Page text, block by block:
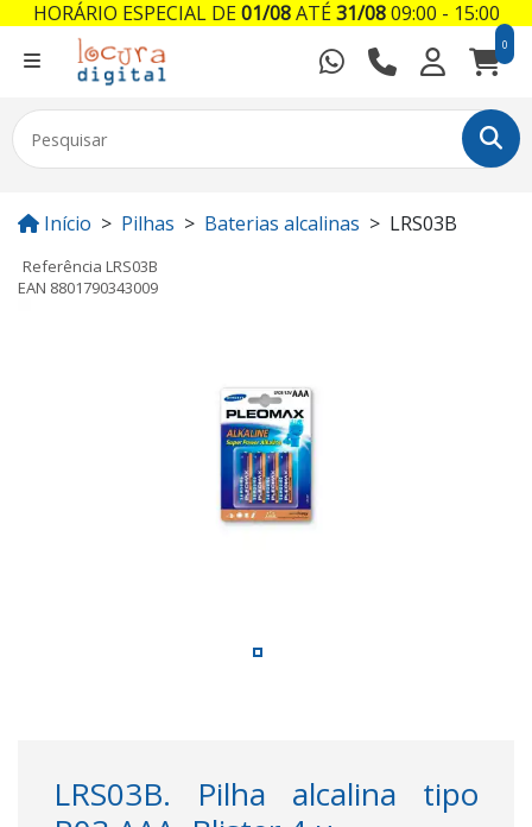
0
Início Pilhas Baterias alcalinas LRS03B
Referência LRS03B
EAN 8801790343009
LRS03B. Pilha alcalina tipo
HORÁRIO ESPECIAL DE01/08ATÉ31/0809:00 - 15:00